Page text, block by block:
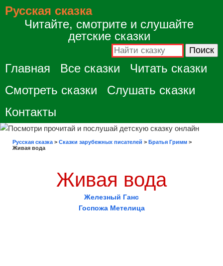
Русская сказка
Читайте, смотрите и слушайте
детские сказки
Главная Все сказки
Читать сказки
Смотреть сказки
Слушать сказки
Контакты
Русская сказка > Сказки зарубежных писателей > Братья Гримм >
Живая вода
Живая вода
Железный Ганс
Госпожа Метелица